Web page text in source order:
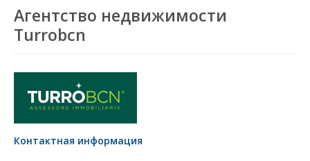
Агентство недвижимости
Turrobcn
Контактная информация